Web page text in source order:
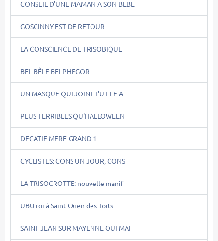
CONSEIL D'UNE MAMAN A SON BEBE
GOSCINNY EST DE RETOUR
LA CONSCIENCE DE TRISOBIQUE
BEL BÊLE BELPHEGOR
UN MASQUE QUI JOINT L'UTILE A
PLUS TERRIBLES QU'HALLOWEEN
DECATIE MERE-GRAND 1
CYCLISTES: CONS UN JOUR, CONS
LA TRISOCROTTE: nouvelle manif
UBU roi à Saint Ouen des Toits
SAINT JEAN SUR MAYENNE OUI MAI